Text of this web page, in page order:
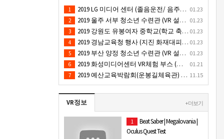
기 VR 체험) - VR렌탈대여
행사
01.23
1 2019 LG 미디어 센터 (졸음운전/ 음주운전 체험 행사) VR 체험 - VR 렌탈대여 행사
01.23
2 2019 울주 서부 청소년 수련관 (VR 설치) - VR 구축 판매
01.23
3 2019 강원도 유봉여자 중학교(학교 축제 행사 / 인기 VR 컨텐츠 ) - VR렌탈대여 행사
01.23
4 2019 경남교육청 행사 (지진 화재대피 / VR 체험) _ VR 렌탈대여행사
01.23
5 2019 부산 양정 청소년 수련관 (VR 설치) - VR구축 판매
01.21
6 2019 화성미디어센터 VR체험 부스 (인기 4D 시뮬레이터 체험)- VR렌탈
11.15
7 2019 예산교육박람회(운봉길체육관) VR체험부스(직업진로체험 / 인기VR체험)-VR렌탈대여행사
VR정보 + 더보기
1
Beat Saber | Megalovania |
Oculus Quest Test